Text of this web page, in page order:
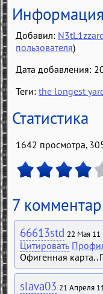
Информация
Добавил:
пользователя)
Дата добавления:
Теги: the longest
Статистика
1642 просмотра,
7
66613std 22 Мая 11
Цитировать
Офигенная
slava03 21 Апреля 11